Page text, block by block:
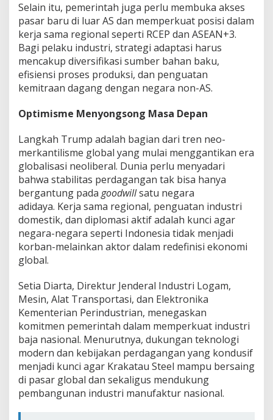
Selain itu, pemerintah juga perlu membuka akses
pasar baru di luar AS dan memperkuat posisi dalam
kerja sama regional seperti RCEP dan ASEAN+3.
Bagi pelaku industri, strategi adaptasi harus
mencakup diversifikasi sumber bahan baku,
efisiensi proses produksi, dan penguatan
kemitraan dagang dengan negara non-AS.
Optimisme Menyongsong Masa Depan
Langkah Trump adalah bagian dari tren neo-
merkantilisme global yang mulai menggantikan era
globalisasi neoliberal. Dunia perlu menyadari
bahwa stabilitas perdagangan tak bisa hanya
bergantung pada goodwillsatu negara
adidaya. Kerja sama regional, penguatan industri
domestik, dan diplomasi aktif adalah kunci agar
negara-negara seperti Indonesia tidak menjadi
korban-melainkan aktor dalam redefinisi ekonomi
global.
Setia Diarta, Direktur Jenderal Industri Logam,
Mesin, Alat Transportasi, dan Elektronika
Kementerian Perindustrian, menegaskan
komitmen pemerintah dalam memperkuat industri
baja nasional. Menurutnya, dukungan teknologi
modern dan kebijakan perdagangan yang kondusif
menjadi kunci agar Krakatau Steel mampu bersaing
di pasar global dan sekaligus mendukung
pembangunan industri manufaktur nasional.